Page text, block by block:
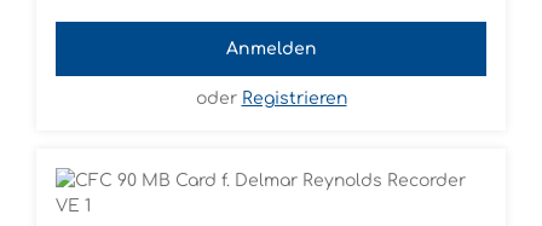
Anmelden
oder Registrieren